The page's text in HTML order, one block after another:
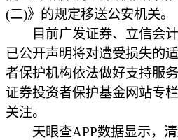
(二)》的规定移送公安机关。
目前广发证券、立信会计
已公开声明将对遭受损失的
者保护机构依法做好支持服
证券投资者保护基金网站专
关注。
天眼查APP数据显示，清